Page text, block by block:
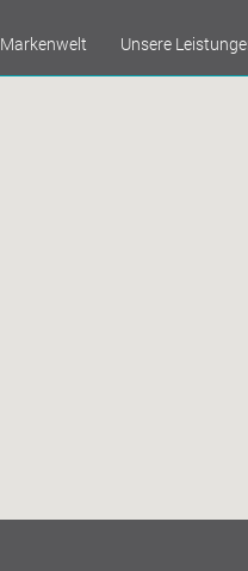
Markenwelt Unsere